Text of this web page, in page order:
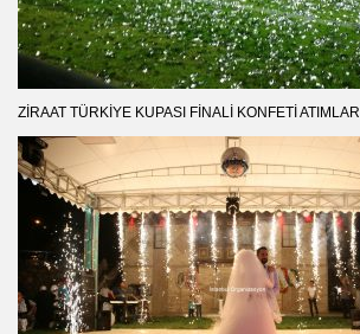
ZIRAAT TÜRKIYE KUPASI FINALI KONFETI ATIMLARI